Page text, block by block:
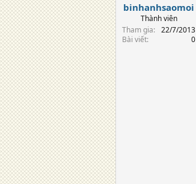
binhanhsaomoi
Thành viên
Tham gia
22/7/2013
Bài viết
0